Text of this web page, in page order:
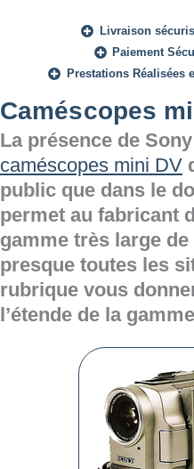
Livraison
Paiement
Prestations Réalisées
Caméscopes
La présence de
caméscopes mini DV
public que dans le
permet au fabricant
gamme très large
presque toutes les
rubrique vous
l’étende de la